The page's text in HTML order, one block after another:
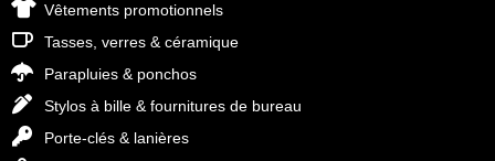
Vêtements promotionnels
Tasses, verres & céramique
Parapluies & ponchos
Stylos à bille & fournitures de bureau
Porte-clés & lanières